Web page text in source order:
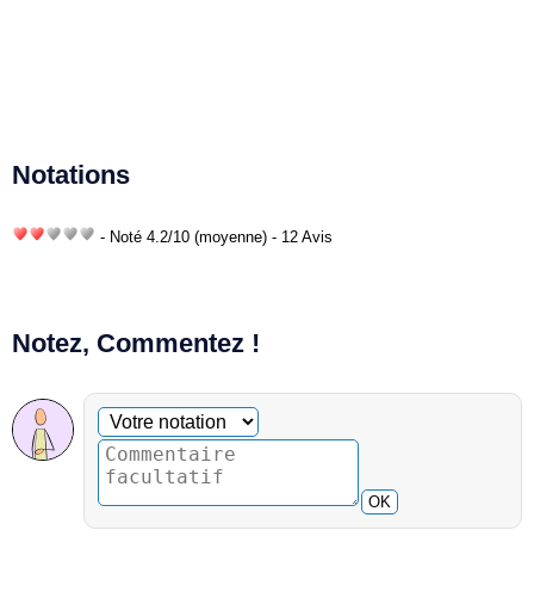
Notations
- Noté 4.2/10 (moyenne) - 12 Avis
Notez, Commentez !
Commentaire facultatif
Votre notation
OK